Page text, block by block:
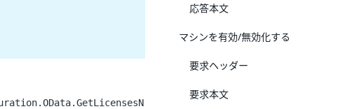
応答本文
マシンを有効/無効化する
要求ヘッダー
要求本文